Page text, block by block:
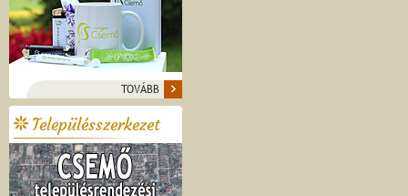
TOVÁBB
Településszerkezet